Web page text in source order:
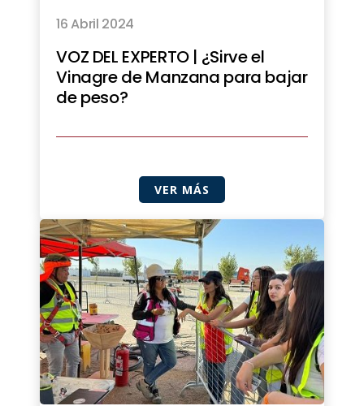
16 Abril 2024
VOZ DEL EXPERTO | ¿Sirve el
Vinagre de Manzana para bajar
de peso?
VER MÁS